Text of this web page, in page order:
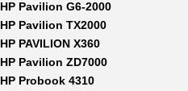
HP Pavilion G6-2000
HP Pavilion TX2000
HP PAVILION X360
HP Pavilion ZD7000
HP Probook 4310